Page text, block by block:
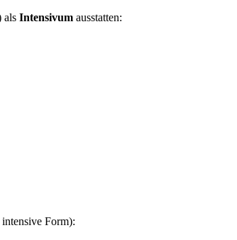
als Intensivum ausstatten:
Form):